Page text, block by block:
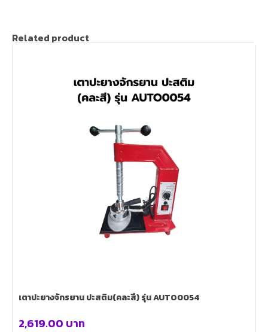
Related product
เตาปะยางจักรยาน ปะสติม(คละสี) รุ่น AUTO0054
2,619.00 บาท